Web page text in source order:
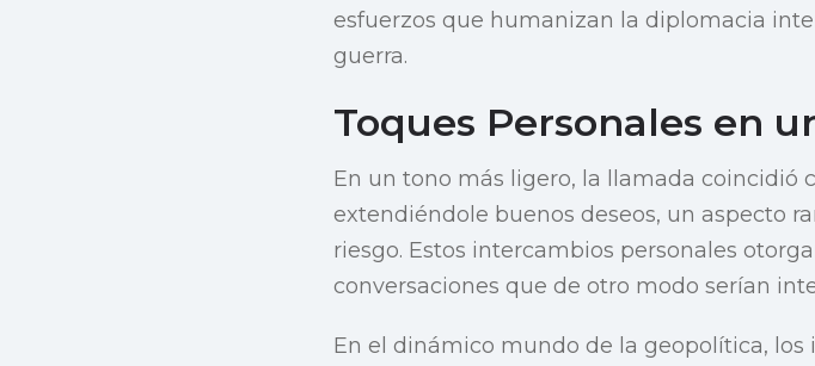
esfuerzos que humanizan la diplomacia
guerra.
Toques Personales en
En un tono más ligero, la llamada coincidió
extendiéndole buenos deseos, un aspecto
riesgo. Estos intercambios personales
conversaciones que de otro modo serían
En el dinámico mundo de la geopolítica,